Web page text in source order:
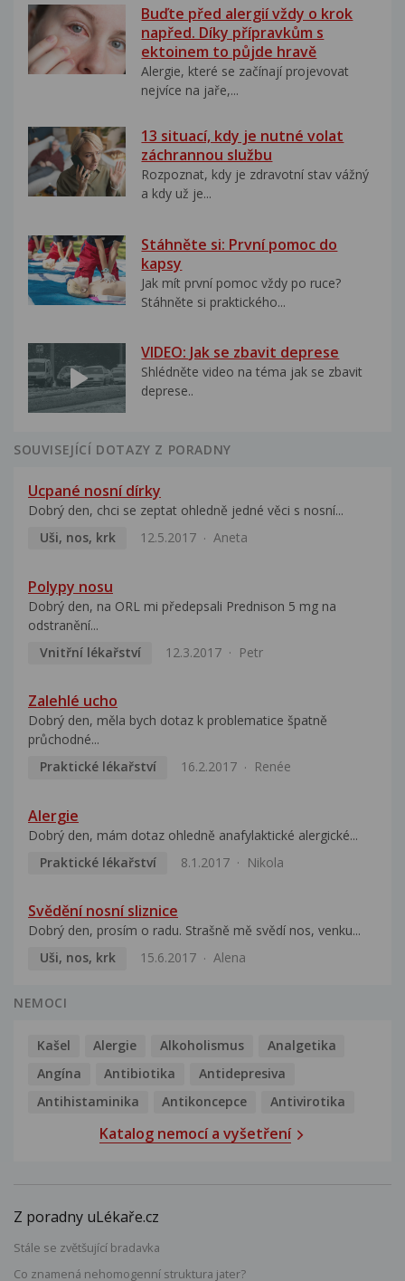
Buďte před alergií vždy o krok
napřed. Díky přípravkům s
ektoinem to půjde hravě
Alergie, které se začínají projevovat
nejvíce na jaře,...
13 situací, kdy je nutné volat
záchrannou službu
Rozpoznat, kdy je zdravotní stav vážný
a kdy už je...
Stáhněte si: První pomoc do
kapsy
Jak mít první pomoc vždy po ruce?
Stáhněte si praktického...
VIDEO: Jak se zbavit deprese
Shlédněte video na téma jak se zbavit
deprese..
SOUVISEJÍCÍ DOTAZY Z PORADNY
Ucpané nosní dírky
Dobrý den, chci se zeptat ohledně jedné věci s nosní...
Uši, nos, krk
12.5.2017 Aneta
Polypy nosu
Dobrý den, na ORL mi předepsali Prednison 5 mg na
odstranění...
Vnitřní lékařství
12.3.2017 Petr
Zalehlé ucho
Dobrý den, měla bych dotaz k problematice špatně
průchodné...
Praktické lékařství
16.2.2017 Renée
Alergie
Dobrý den, mám dotaz ohledně anafylaktické alergické...
Praktické lékařství
8.1.2017 Nikola
Svědění nosní sliznice
Dobrý den, prosím o radu. Strašně mě svědí nos, venku...
Uši, nos, krk
15.6.2017 Alena
NEMOCI
Kašel Alergie Alkoholismus
Analgetika
Angína
Antibiotika
Antidepresiva
Antihistaminika
Antikoncepce Antivirotika
Katalog nemocí a vyšetření
Z poradny uLékaře.cz
Stále se zvětšující bradavka
Co znamená nehomogenní struktura jater?